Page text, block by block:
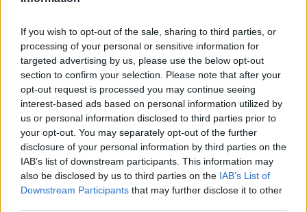
If you wish to opt-out of the sale, sharing to third parties, or
processing of your personal or sensitive information for
targeted advertising by us, please use the below opt-out
section to confirm your selection. Please note that after your
opt-out request is processed you may continue seeing
interest-based ads based on personal information utilized by
us or personal information disclosed to third parties prior to
your opt-out. You may separately opt-out of the further
disclosure of your personal information by third parties on the
IAB’s list of downstream participants. This information may
also be disclosed by us to third parties on the IAB’s List of
Downstream Participants that may further disclose it to other
αναζήτησης
Add TitormosNet.gr on Google
Ειδικότερα, με κίτρινα και μπλε καπνογόνα και
την εξέδρα τους γεμάτη σημαιάκια στα
χρώματα επίσης της ομάδας, υποδέχθηκαν
τους ποδοσφαιριστές στον αγωνιστικό χώρο.